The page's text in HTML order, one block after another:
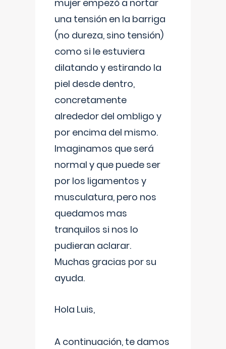
mujer empezó a nortar
una tensión en la barriga
(no dureza, sino tensión)
como si le estuviera
dilatando y estirando la
piel desde dentro,
concretamente
alrededor del ombligo y
por encima del mismo.
Imaginamos que será
normal y que puede ser
por los ligamentos y
musculatura, pero nos
quedamos mas
tranquilos si nos lo
pudieran aclarar.
Muchas gracias por su
ayuda.
Hola Luis,
A continuación, te damos